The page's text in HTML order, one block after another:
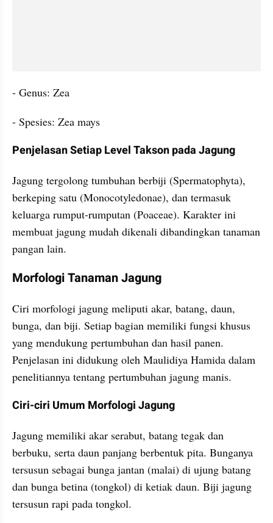
- Genus: Zea
- Spesies: Zea mays
Penjelasan Setiap Level Takson pada Jagung
Jagung tergolong tumbuhan berbiji (Spermatophyta),
berkeping satu (Monocotyledonae), dan termasuk
keluarga rumput-rumputan (Poaceae). Karakter ini
membuat jagung mudah dikenali dibandingkan tanaman
pangan lain.
Morfologi Tanaman Jagung
Ciri morfologi jagung meliputi akar, batang, daun,
bunga, dan biji. Setiap bagian memiliki fungsi khusus
yang mendukung pertumbuhan dan hasil panen.
Penjelasan ini didukung oleh Maulidiya Hamida dalam
penelitiannya tentang pertumbuhan jagung manis.
Ciri-ciri Umum Morfologi Jagung
Jagung memiliki akar serabut, batang tegak dan
berbuku, serta daun panjang berbentuk pita. Bunganya
tersusun sebagai bunga jantan (malai) di ujung batang
dan bunga betina (tongkol) di ketiak daun. Biji jagung
tersusun rapi pada tongkol.